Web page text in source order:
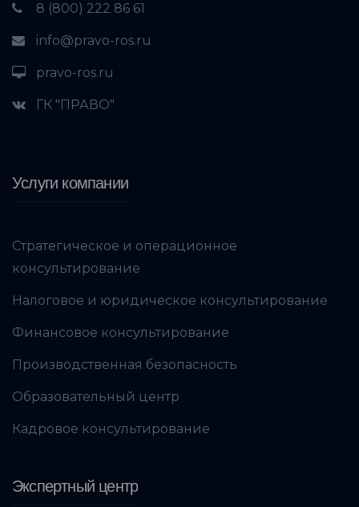
8 (800) 222 86 61
info@pravo-ros.ru
pravo-ros.ru
ГК "ПРАВО"
Услуги компании
Стратегическое и операционное
консультирование
Налоговое и юридическое консультирование
Финансовое консультирование
Производственная безопасность
Образовательный центр
Кадровое консультирование
Экспертный центр